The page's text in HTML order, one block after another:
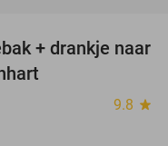
43%
+ drankje naar
9.8 star